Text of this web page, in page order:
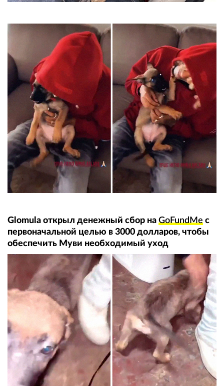
Glomula открыл денежный сбор на GoFundMe с
первоначальной целью в 3000 долларов, чтобы
обеспечить Муви необходимый уход